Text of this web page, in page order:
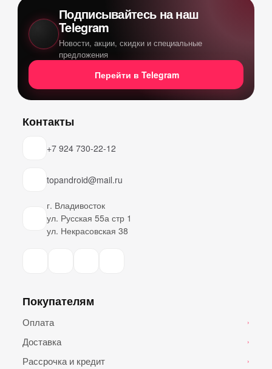
Подписывайтесь на наш
Telegram
Новости, акции, скидки и специальные
предложения
Перейти в Telegram
Контакты
+7 924 730-22-12
topandroid@mail.ru
г. Владивосток
ул. Русская 55а стр 1
ул. Некрасовская 38
Покупателям
Оплата ›
Доставка ›
Рассрочка и кредит ›